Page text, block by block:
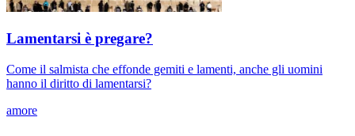
Lamentarsi è pregare?
Come il salmista che effonde gemiti e lamenti, anche gli uomini
hanno il diritto di lamentarsi?
amore